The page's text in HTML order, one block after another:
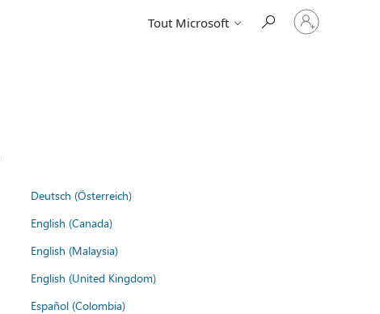
Tout Microsoft
Connectez-
vous
Deutsch (Österreich)
English (Canada)
English (Malaysia)
English (United Kingdom)
Español (Colombia)